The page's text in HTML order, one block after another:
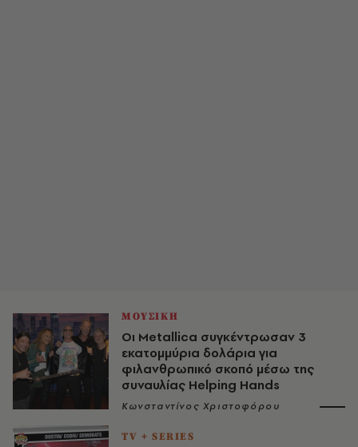
ΜΟΥΣΙΚΗ
Οι Metallica συγκέντρωσαν 3
εκατομμύρια δολάρια για
φιλανθρωπικό σκοπό μέσω της
συναυλίας Helping Hands
Κωνσταντίνος Χριστοφόρου
TV + SERIES